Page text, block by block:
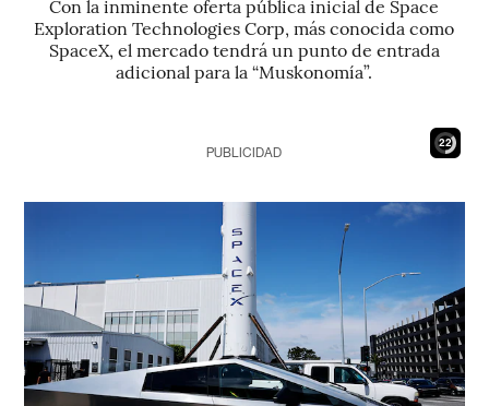
Con la inminente oferta pública inicial de Space
Exploration Technologies Corp, más conocida como
SpaceX, el mercado tendrá un punto de entrada
adicional para la “Muskonomía”.
20
PUBLICIDAD